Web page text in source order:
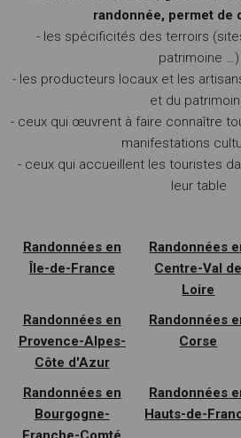
randonnée, permet de
- les spécificités des terroirs
patrimoine …)
- les producteurs locaux et les
et du
- ceux qui œuvrent à faire connaître
manifestations
- ceux qui accueillent les touristes
leur table
Randonnées en
Île-de-France
Randonnées
Centre-Val de
Loire
Randonnées en
Provence-Alpes-
Côte d'Azur
Randonnées
Corse
Randonnées en
Bourgogne-
Randonnées
Hauts-de-